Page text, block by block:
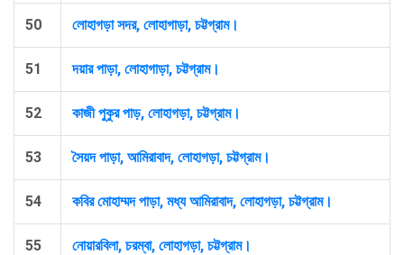
50 লোহাগড়া সদর, লোহাগাড়া, চট্টগ্রাম।
51 দয়ার পাড়া, লোহাগাড়া, চট্টগ্রাম।
52 কাজী পুকুর পাড়, লোহাগড়া, চট্টগ্রাম।
53 সৈয়দ পাড়া, আমিরাবাদ, লোহাগড়া, চট্টগ্রাম।
54 কবির মোহাম্মদ পাড়া, মধ্য আমিরাবাদ, লোহাগড়া, চট্টগ্রাম।
55 নোয়ারবিলা, চরম্বা, লোহাগড়া, চট্টগ্রাম।